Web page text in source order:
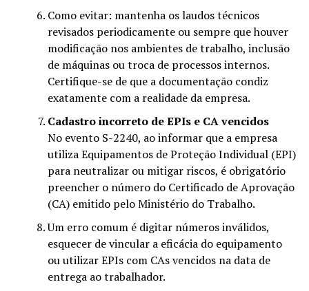
Como evitar: mantenha os laudos técnicos
revisados periodicamente ou sempre que houver
modificação nos ambientes de trabalho, inclusão
de máquinas ou troca de processos internos.
Certifique-se de que a documentação condiz
exatamente com a realidade da empresa.
Cadastro incorreto de EPIs e CA vencidos
No evento S-2240, ao informar que a empresa
utiliza Equipamentos de Proteção Individual (EPI)
para neutralizar ou mitigar riscos, é obrigatório
preencher o número do Certificado de Aprovação
(CA) emitido pelo Ministério do Trabalho.
Um erro comum é digitar números inválidos,
esquecer de vincular a eficácia do equipamento
ou utilizar EPIs com CAs vencidos na data de
entrega ao trabalhador.